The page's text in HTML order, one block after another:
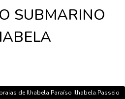
SUBMARINO
de Ilhabela,Paraíso Ilhabela,Passeio